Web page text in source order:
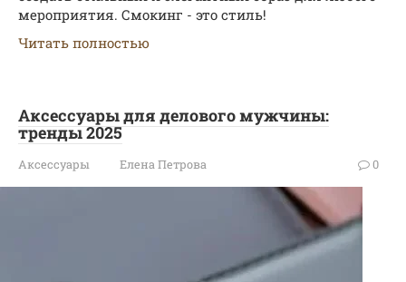
мероприятия. Смокинг - это стиль!
Читать полностью
Аксессуары для делового мужчины:
тренды 2025
Аксессуары Елена Петрова 0